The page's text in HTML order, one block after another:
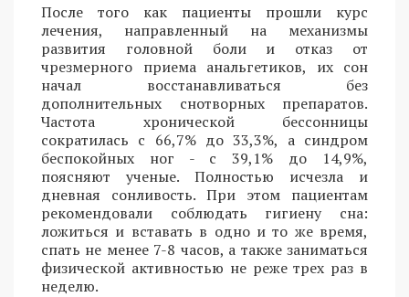
После того как пациенты прошли курс
лечения, направленный на механизмы
развития головной боли и отказ от
чрезмерного приема анальгетиков, их сон
начал восстанавливаться без
дополнительных снотворных препаратов.
Частота хронической бессонницы
сократилась с 66,7% до 33,3%, а синдром
беспокойных ног - с 39,1% до 14,9%,
поясняют ученые. Полностью исчезла и
дневная сонливость. При этом пациентам
рекомендовали соблюдать гигиену сна:
ложиться и вставать в одно и то же время,
спать не менее 7-8 часов, а также заниматься
физической активностью не реже трех раз в
неделю.